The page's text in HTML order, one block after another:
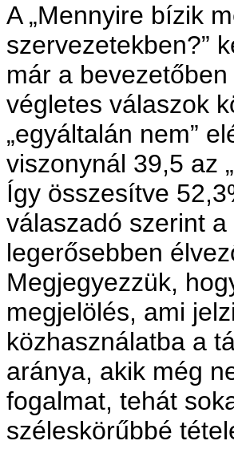
A „Mennyire bízik
szervezetekben?”
már a
végletes válaszok
„egyáltalán nem”
viszonynál 39,5 az
Így összesítve
válaszadó szerint
legerősebben
Megjegyezzük,
megjelölés, ami
közhasználatba a
aránya, akik még
fogalmat, tehát
széleskörűbbé